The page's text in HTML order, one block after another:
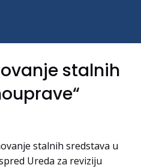
stalnih
stalnih sredstava u
Ureda za reviziju